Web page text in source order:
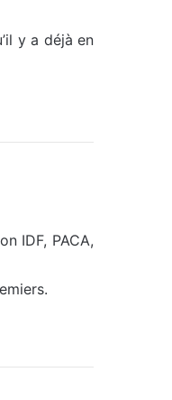
y a déjà en
IDF, PACA,